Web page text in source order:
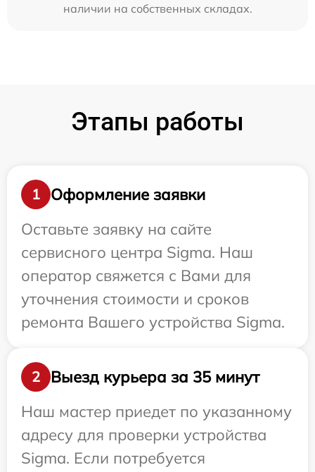
наличии на собственных складах.
Этапы работы
1
Оформление заявки
Оставьте заявку на сайте
сервисного центра Sigma. Наш
оператор свяжется с Вами для
уточнения стоимости и сроков
ремонта Вашего устройства Sigma.
2
Выезд курьера за 35 минут
Наш мастер приедет по указанному
адресу для проверки устройства
Sigma. Если потребуется